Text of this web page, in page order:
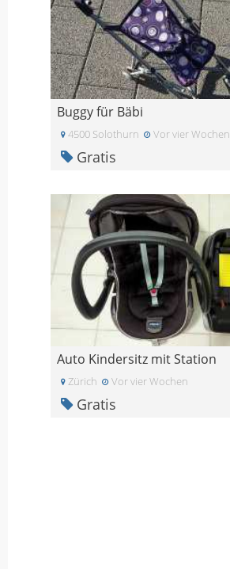
Buggy für Bäbi
4500 Solothurn Vor vier Wochen
Gratis
Auto Kindersitz mit Station
Zürich Vor vier Wochen
Gratis